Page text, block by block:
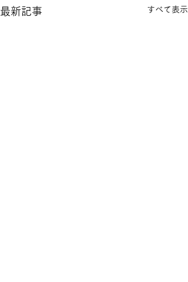
最新記事 すべて表示